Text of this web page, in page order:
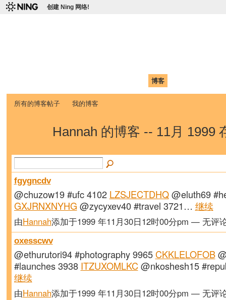
创建 Ning 网络!
博客
所有的博客帖子 我的博客
Hannah 的博客 -- 11月 1999
fgygncdv
@chuzow19 #ufc 4102 LZSJECTDHQ@eluth69
GXJRNXNYHG @zycyxev40 #travel 3721… 继续
由Hannah添加于1999 年11月30日12时00分pm — 无评
oxesscwv
@ethurutori94 #photography 9965 CKKLELOFOB
#launches 3938 ITZUXOMLKC@nkoshesh15
继续
由Hannah添加于1999 年11月30日12时00分pm — 无评